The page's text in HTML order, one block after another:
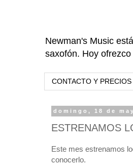
Newman's Music
saxofón. Hoy
CONTACTO Y PRECIOS
domingo, 18 de
ESTRENAMOS
Este mes estrenamos
conocerlo.